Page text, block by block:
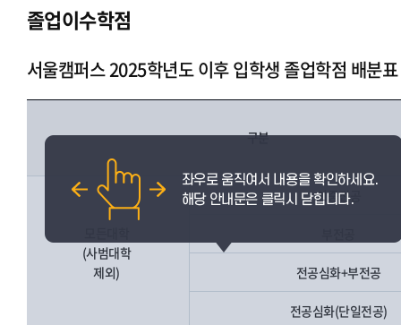
졸업이수학점
서울캠퍼스 2025학년도 이후 입학생 졸업학점 배분표
구분
(사범대학
제외)
이중전공
전공심화+부전공
전공심화(단일전공)